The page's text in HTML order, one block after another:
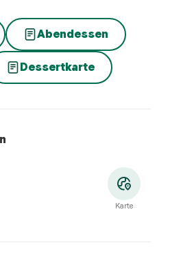
Abendessen
Dessertkarte
Karte